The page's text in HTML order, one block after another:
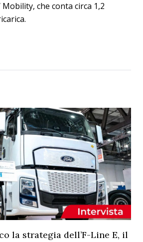
che conta circa 1,2
la strategia dell’F-Line E, il